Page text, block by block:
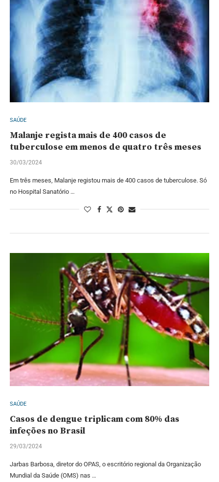
SAÚDE
Malanje regista mais de 400 casos de
tuberculose em menos de quatro três meses
30/03/2024
Em três meses, Malanje registou mais de 400 casos de tuberculose. Só
no Hospital Sanatório …
SAÚDE
Casos de dengue triplicam com 80% das
infeções no Brasil
29/03/2024
Jarbas Barbosa, diretor do OPAS, o escritório regional da Organização
Mundial da Saúde (OMS) nas …